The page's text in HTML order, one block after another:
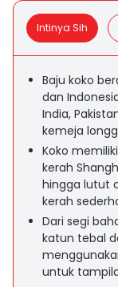
Intinya Sih
Baju koko
dan
India,
kemeja
Koko
kerah
hingga lutut
kerah
Dari segi
katun tebal
untuk